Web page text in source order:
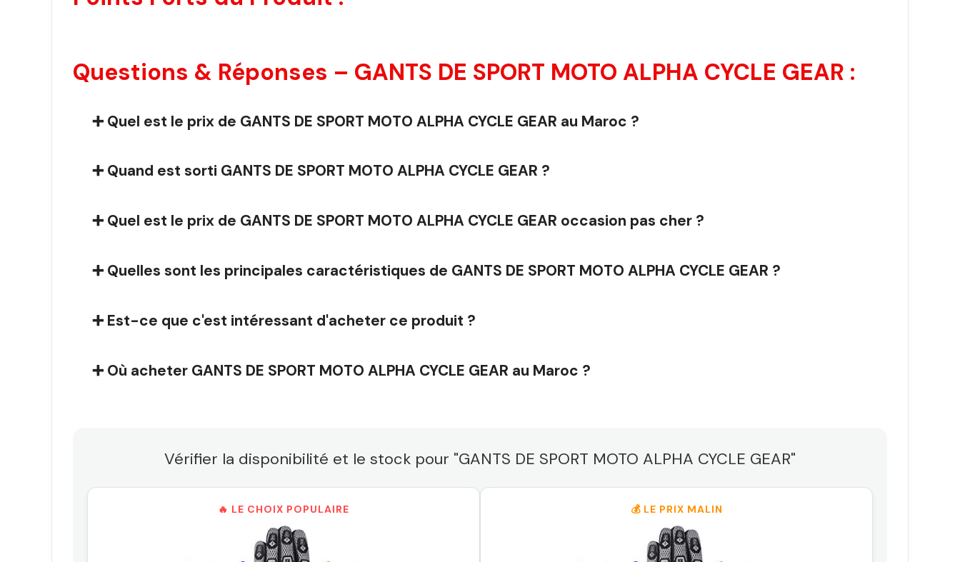
Questions & Réponses – GANTS DE SPORT MOTO ALPHA CYCLE GEAR :
➕ Quel est le prix de GANTS DE SPORT MOTO ALPHA CYCLE GEAR au Maroc ?
➕ Quand est sorti GANTS DE SPORT MOTO ALPHA CYCLE GEAR ?
➕ Quel est le prix de GANTS DE SPORT MOTO ALPHA CYCLE GEAR occasion pas cher ?
➕ Quelles sont les principales caractéristiques de GANTS DE SPORT MOTO ALPHA CYCLE GEAR ?
➕ Est-ce que c'est intéressant d'acheter ce produit ?
➕ Où acheter GANTS DE SPORT MOTO ALPHA CYCLE GEAR au Maroc ?
Vérifier la disponibilité et le stock pour "GANTS DE SPORT MOTO ALPHA CYCLE GEAR"
🔥 LE CHOIX POPULAIRE 💰 LE PRIX MALIN